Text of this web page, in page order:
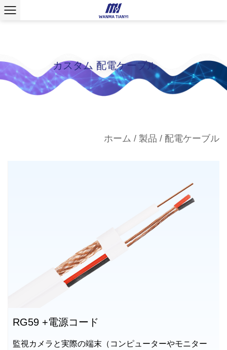
カスタム 配電ケーブル
ホーム / 製品 / 配電ケーブル
RG59 +電源コード
監視カメラと実際の端末（コンピューターやモニター